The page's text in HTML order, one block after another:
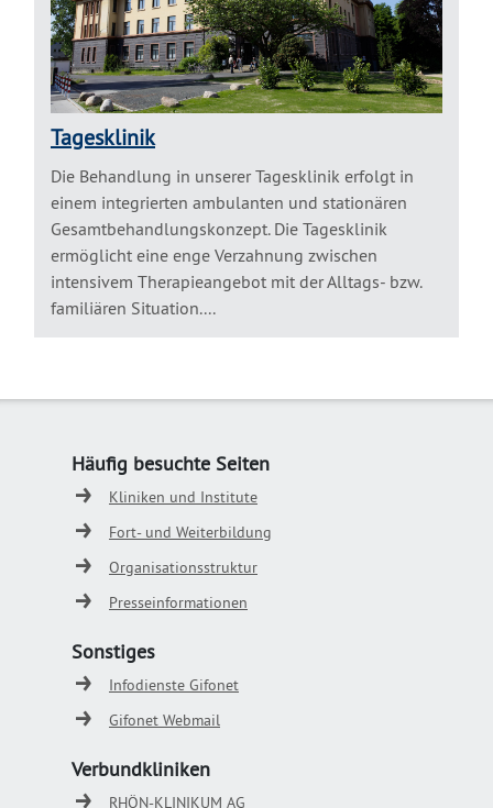
Tagesklinik
Die Behandlung in unserer Tagesklinik erfolgt in
einem integrierten ambulanten und stationären
Gesamtbehandlungskonzept. Die Tagesklinik
ermöglicht eine enge Verzahnung zwischen
intensivem Therapieangebot mit der Alltags- bzw.
familiären Situation....
Häufig besuchte Seiten
Kliniken und Institute
Fort- und Weiterbildung
Organisationsstruktur
Presseinformationen
Sonstiges
Infodienste Gifonet
Gifonet Webmail
Verbundkliniken
RHÖN-KLINIKUM AG